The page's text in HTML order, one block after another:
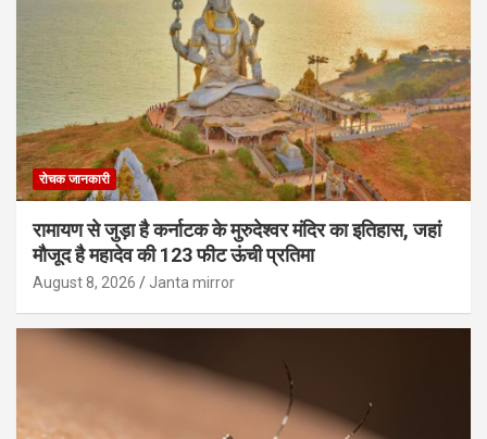
रोचक जानकारी
रामायण से जुड़ा है कर्नाटक के मुरुदेश्वर मंदिर का इतिहास, जहां
मौजूद है महादेव की 123 फीट ऊंची प्रतिमा
August 8, 2026 Janta mirror